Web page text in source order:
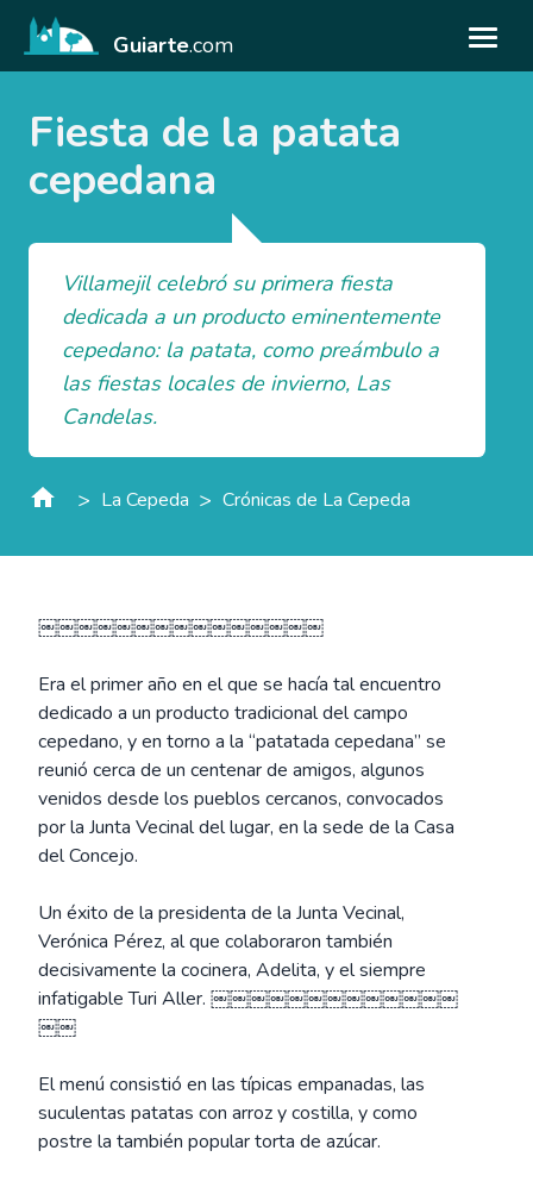
Guiarte.com
Fiesta de la patata
cepedana
Villamejil celebró su primera fiesta
dedicada a un producto eminentemente
cepedano: la patata, como preámbulo a
las fiestas locales de invierno, Las
Candelas.
> La Cepeda > Crónicas de La Cepeda
￼￼￼￼￼￼￼￼￼￼￼￼￼￼￼
Era el primer año en el que se hacía tal encuentro
dedicado a un producto tradicional del campo
cepedano, y en torno a la “patatada cepedana” se
reunió cerca de un centenar de amigos, algunos
venidos desde los pueblos cercanos, convocados
por la Junta Vecinal del lugar, en la sede de la Casa
del Concejo.
Un éxito de la presidenta de la Junta Vecinal,
Verónica Pérez, al que colaboraron también
decisivamente la cocinera, Adelita, y el siempre
infatigable Turi Aller. ￼￼￼￼￼￼￼￼￼￼￼￼￼
￼￼
El menú consistió en las típicas empanadas, las
suculentas patatas con arroz y costilla, y como
postre la también popular torta de azúcar.